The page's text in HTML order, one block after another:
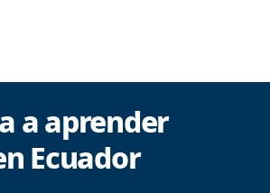
a aprender
Ecuador